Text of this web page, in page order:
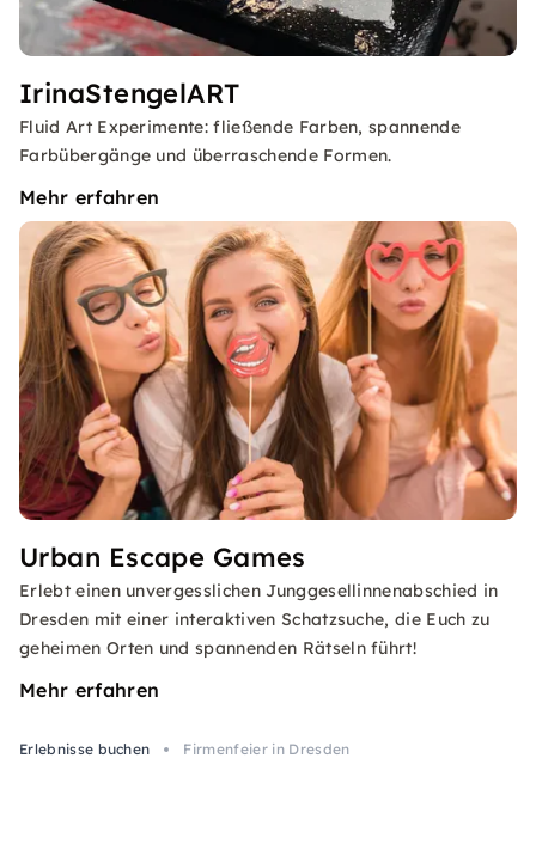
IrinaStengelART
Fluid Art Experimente: fließende Farben, spannende
Farbübergänge und überraschende Formen.
Mehr erfahren
Urban Escape Games
Erlebt einen unvergesslichen Junggesellinnenabschied in
Dresden mit einer interaktiven Schatzsuche, die Euch zu
geheimen Orten und spannenden Rätseln führt!
Mehr erfahren
Erlebnisse buchen Firmenfeier in Dresden